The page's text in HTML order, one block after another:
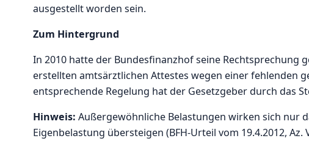
ausgestellt worden sein.
Zum Hintergrund
In 2010 hatte der Bundesfinanzhof seine Rechtsprechung
erstellten amtsärztlichen Attestes wegen einer fehlenden
entsprechende Regelung hat der Gesetzgeber durch das
Hinweis: Außergewöhnliche Belastungen wirken sich nur
Eigenbelastung übersteigen (BFH-Urteil vom 19.4.2012, Az.